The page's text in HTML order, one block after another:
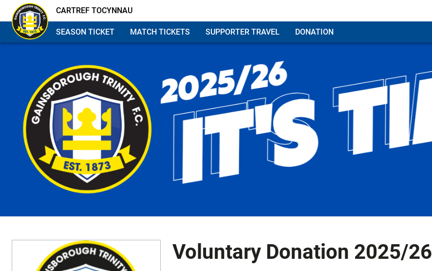
CARTREF TOCYNNAU
SEASON TICKET MATCH TICKETS SUPPORTER TRAVEL DONATION
Voluntary Donation 2025/26